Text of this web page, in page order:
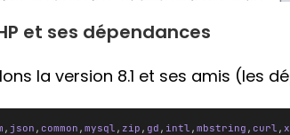
et ses dépendances
la version 8.1 et ses amis (les
, json , common , mysql , zip , gd , intl , mbstring , curl ,